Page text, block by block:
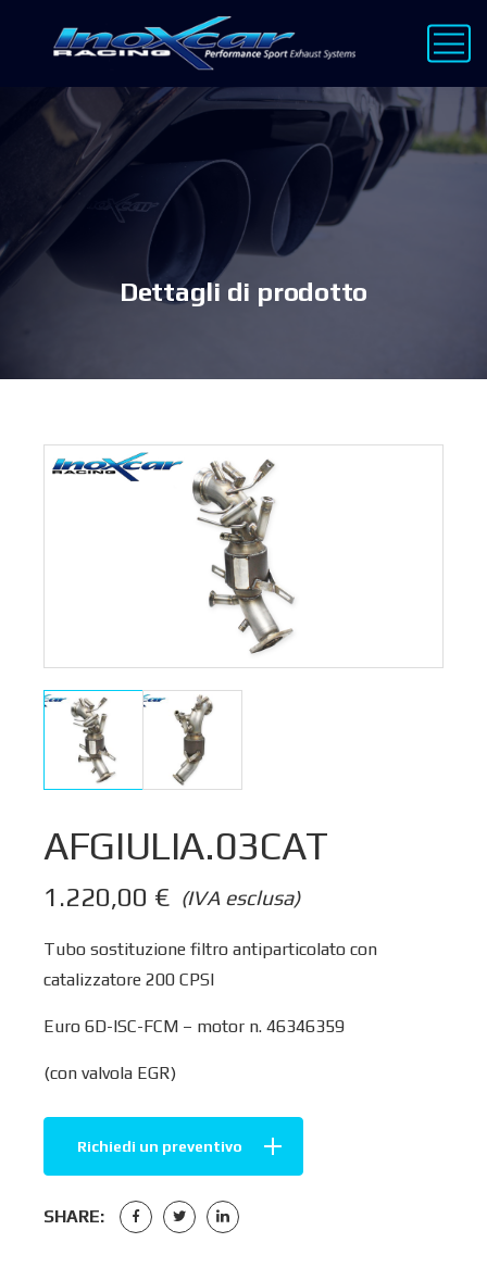
Dettagli di prodotto
AFGIULIA.03CAT
(IVA esclusa)
1.220,00 €
Tubo sostituzione filtro antiparticolato con
catalizzatore 200 CPSI
Euro 6D-ISC-FCM – motor n. 46346359
(con valvola EGR)
Richiedi un preventivo
SHARE: